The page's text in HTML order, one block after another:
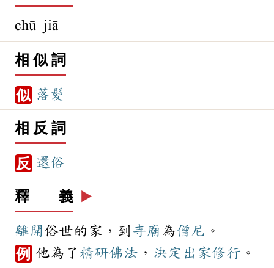
chū jiā
相 似 詞
似 落髮
相 反 詞
反 還俗
釋 義 ▶️
離開俗世的家，到 寺廟 為僧尼 。
例 他為了 精研佛法 ， 決定 出家修行 。